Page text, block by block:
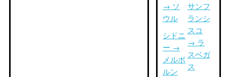
→ ソ
ウル
シドニ
ー →
メルボ
ルン
サンフ
ランシ
スコ
→ ラ
スベガ
ス